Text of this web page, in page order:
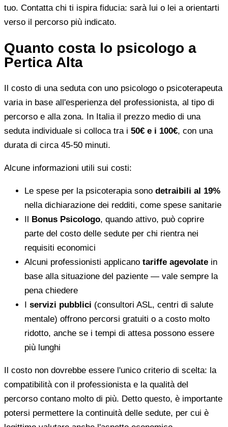
tuo. Contatta chi ti ispira fiducia: sarà lui o lei a orientarti
verso il percorso più indicato.
Quanto costa lo psicologo a
Pertica Alta
Il costo di una seduta con uno psicologo o psicoterapeuta
varia in base all'esperienza del professionista, al tipo di
percorso e alla zona. In Italia il prezzo medio di una
seduta individuale si colloca tra i 50€ e i 100€, con una
durata di circa 45-50 minuti.
Alcune informazioni utili sui costi:
Le spese per la psicoterapia sono detraibili al 19%
nella dichiarazione dei redditi, come spese sanitarie
Il Bonus Psicologo, quando attivo, può coprire
parte del costo delle sedute per chi rientra nei
requisiti economici
Alcuni professionisti applicano tariffe agevolate in
base alla situazione del paziente — vale sempre la
pena chiedere
I servizi pubblici (consultori ASL, centri di salute
mentale) offrono percorsi gratuiti o a costo molto
ridotto, anche se i tempi di attesa possono essere
più lunghi
Il costo non dovrebbe essere l'unico criterio di scelta: la
compatibilità con il professionista e la qualità del
percorso contano molto di più. Detto questo, è importante
potersi permettere la continuità delle sedute, per cui è